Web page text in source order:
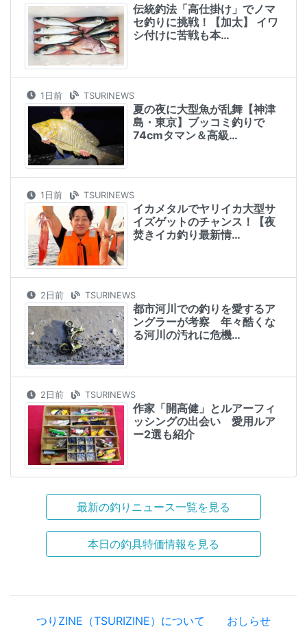
伝統釣法「高仕掛け」でノマ
セ釣りに挑戦！【加太】 イワ
シ付けに苦戦も本…
1日前 TSURINEWS
夏の夜に大型魚が乱舞【神津
島・東京】ブッコミ釣りで
74cmタマン＆高級…
1日前 TSURINEWS
イカメタルでヤリイカ大型サ
イズゲットのチャンス！【夜
焚きイカ釣り最新情…
2日前 TSURINEWS
都市河川での釣りを愛するア
ングラーが考察 年々酷くな
る河川の汚れに危機…
2日前 TSURINEWS
作家「開高健」とルアーフィ
ッシングの出会い 愛用ルア
ー2選も紹介
最新の釣りニュース一覧を見る
本日の釣具特価情報を見る
つりZINE（TSURIZINE）について おしらせ